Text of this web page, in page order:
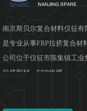
南京斯贝尔复合材料仪征有
是专业从事FRP拉挤复合材
公司位于仪征市陈集镇工业
拉挤型材、FRP格栅、...